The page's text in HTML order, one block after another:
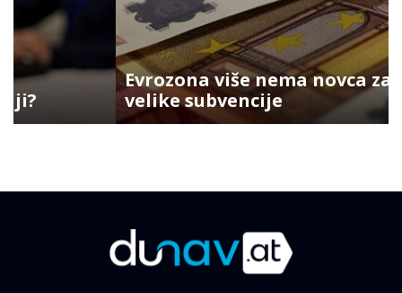
Evrozona više nema novca za
velike subvencije